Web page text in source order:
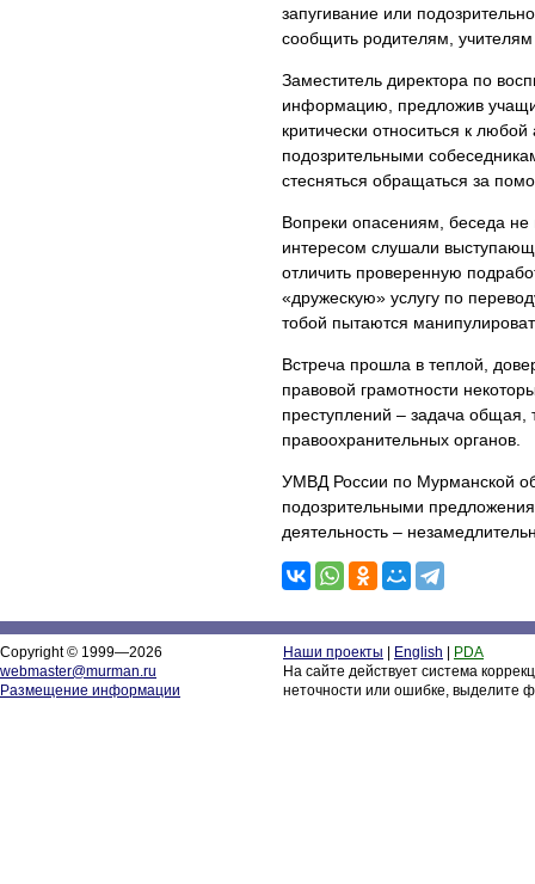
запугивание или
сообщить родителям,
Заместитель директора по
информацию, предложив
критически относиться к
подозрительными
стесняться обращаться за
Вопреки опасениям, беседа
интересом слушали
отличить проверенную
«дружескую» услугу по
тобой пытаются
Встреча прошла в теплой,
правовой грамотности
преступлений – задача
правоохранительных органов.
УМВД России по Мурманской
подозрительными
деятельность –
Copyright © 1999—2026
webmaster@murman.ru
Размещение информации
Наши проекты English
PDA
На сайте действует система
неточности или ошибке, выделите